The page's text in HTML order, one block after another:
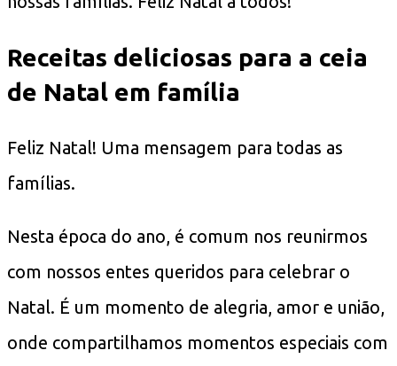
Receitas deliciosas para a ceia
de Natal em família
Feliz Natal! Uma mensagem para todas as
famílias.
Nesta época do ano, é comum nos reunirmos
com nossos entes queridos para celebrar o
Natal. É um momento de alegria, amor e união,
onde compartilhamos momentos especiais com